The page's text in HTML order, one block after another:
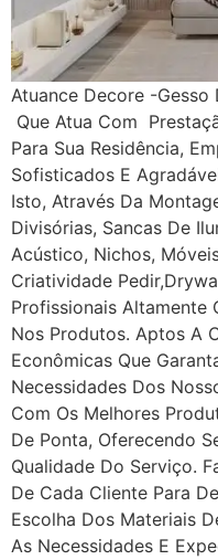
Atuance Decore -
Que Atua Com
Para Sua Residência,
Sofisticados E
Isto, Através Da
Divisórias, Sancas De
Acústico, Nichos,
Criatividade
Profissionais Altamente
Nos Produtos. Aptos A
Econômicas Que
Necessidades Dos
Com Os Melhores
De Ponta, Oferecendo
Qualidade Do Serviço.
De Cada Cliente Para
Escolha Dos Materiais
As Necessidades E